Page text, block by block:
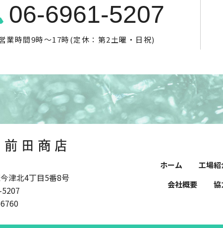
06-6961-5207
業時間9時〜17時(定休：第2土曜・日祝)
津北4丁目5番8号
ホーム 工場紹
会社概要
協